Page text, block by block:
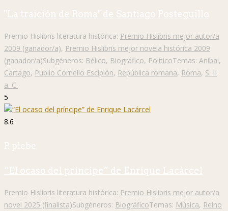
"La traición de Roma" de Santiago Posteguillo
Premio Hislibris literatura histórica: Premio Hislibris mejor autor/a
2009 (ganador/a), Premio Hislibris mejor novela histórica 2009
(ganador/a)Subgéneros: Bélico, Biográfico, PolíticoTemas: Aníbal,
Cartago, Publio Cornelio Escipión, República romana, Roma, S. II
a. C.
5
8.6
P. plebe
“El ocaso del príncipe” de Enrique Lacárcel
Premio Hislibris literatura histórica: Premio Hislibris mejor autor/a
novel 2025 (finalista)Subgéneros: BiográficoTemas: Música, Reino